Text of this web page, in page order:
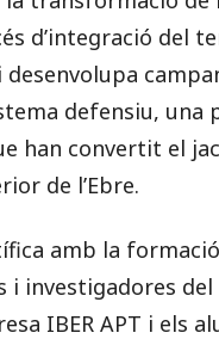
d’integració del
desenvolupa
defensiu,
han convertit el
de l’Ebre.
amb la
i investigadores del
IBER APT i els